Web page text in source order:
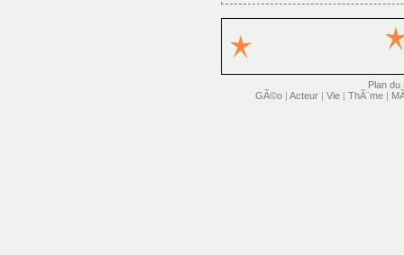
Plan du
GÃ©o | Acteur | Vie | ThÃ¨me |